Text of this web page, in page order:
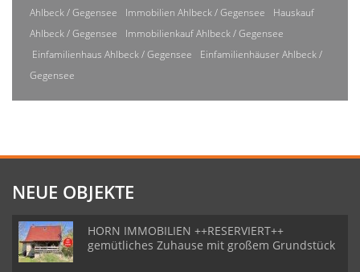
Ahlbeck / Gegensee
Immobilien Ahlbeck / Gegensee
Hauskauf
Ahlbeck / Gegensee
Immobilienkauf Ahlbeck / Gegensee
Einfamilienhaus Ahlbeck / Gegensee
Einfamilienhäuser Ahlbeck /
Gegensee
NEUE OBJEKTE
HORN IMMOBILIEN ++RESERVIERT++
gemütliches Zuhause mit großem Grundstück